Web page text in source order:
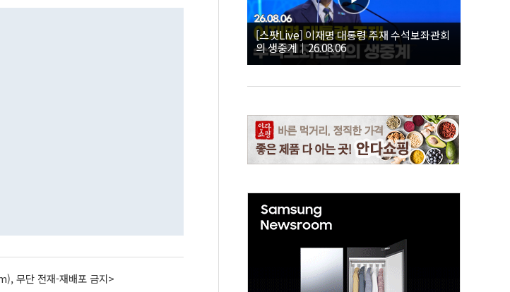
무단 전재-재배포 금지>
[스팟Live] 이재명 대통령 주재 수석보좌관회
의 생중계｜26.08.06